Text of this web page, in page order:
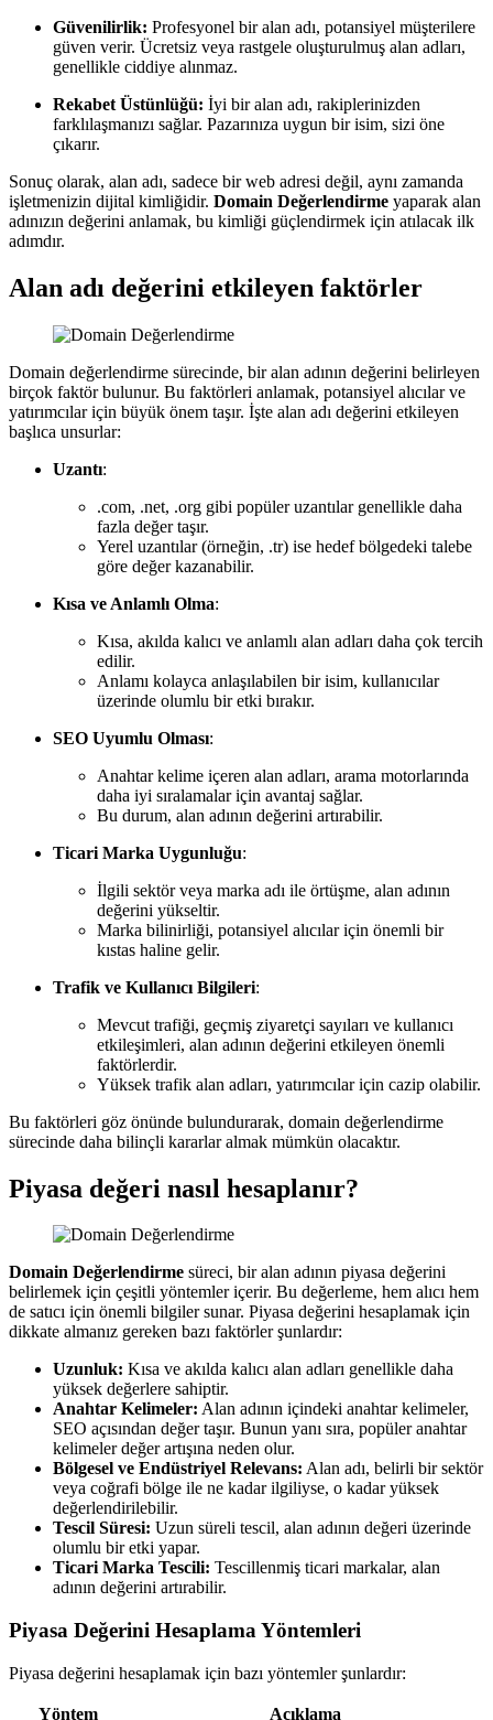
Güvenilirlik: Profesyonel bir alan adı, potansiyel müşterilere
güven verir. Ücretsiz veya rastgele oluşturulmuş alan adları,
genellikle ciddiye alınmaz.
Rekabet Üstünlüğü: İyi bir alan adı, rakiplerinizden
farklılaşmanızı sağlar. Pazarınıza uygun bir isim, sizi öne
çıkarır.
Sonuç olarak, alan adı, sadece bir web adresi değil, aynı zamanda
işletmenizin dijital kimliğidir. Domain Değerlendirme yaparak alan
adınızın değerini anlamak, bu kimliği güçlendirmek için atılacak ilk
adımdır.
Alan adı değerini etkileyen faktörler
Domain değerlendirme sürecinde, bir alan adının değerini belirleyen
birçok faktör bulunur. Bu faktörleri anlamak, potansiyel alıcılar ve
yatırımcılar için büyük önem taşır. İşte alan adı değerini etkileyen
başlıca unsurlar:
Uzantı:
.com, .net, .org gibi popüler uzantılar genellikle daha
fazla değer taşır.
Yerel uzantılar (örneğin, .tr) ise hedef bölgedeki talebe
göre değer kazanabilir.
Kısa ve Anlamlı Olma:
Kısa, akılda kalıcı ve anlamlı alan adları daha çok tercih
edilir.
Anlamı kolayca anlaşılabilen bir isim, kullanıcılar
üzerinde olumlu bir etki bırakır.
SEO Uyumlu Olması:
Anahtar kelime içeren alan adları, arama motorlarında
daha iyi sıralamalar için avantaj sağlar.
Bu durum, alan adının değerini artırabilir.
Ticari Marka Uygunluğu:
İlgili sektör veya marka adı ile örtüşme, alan adının
değerini yükseltir.
Marka bilinirliği, potansiyel alıcılar için önemli bir
kıstas haline gelir.
Trafik ve Kullanıcı Bilgileri:
Mevcut trafiği, geçmiş ziyaretçi sayıları ve kullanıcı
etkileşimleri, alan adının değerini etkileyen önemli
faktörlerdir.
Yüksek trafik alan adları, yatırımcılar için cazip olabilir.
Bu faktörleri göz önünde bulundurarak, domain değerlendirme
sürecinde daha bilinçli kararlar almak mümkün olacaktır.
Piyasa değeri nasıl hesaplanır?
Domain Değerlendirme süreci, bir alan adının piyasa değerini
belirlemek için çeşitli yöntemler içerir. Bu değerleme, hem alıcı hem
de satıcı için önemli bilgiler sunar. Piyasa değerini hesaplamak için
dikkate almanız gereken bazı faktörler şunlardır:
Uzunluk: Kısa ve akılda kalıcı alan adları genellikle daha
yüksek değerlere sahiptir.
Anahtar Kelimeler: Alan adının içindeki anahtar kelimeler,
SEO açısından değer taşır. Bunun yanı sıra, popüler anahtar
kelimeler değer artışına neden olur.
Bölgesel ve Endüstriyel Relevans: Alan adı, belirli bir sektör
veya coğrafi bölge ile ne kadar ilgiliyse, o kadar yüksek
değerlendirilebilir.
Tescil Süresi: Uzun süreli tescil, alan adının değeri üzerinde
olumlu bir etki yapar.
Ticari Marka Tescili: Tescillenmiş ticari markalar, alan
adının değerini artırabilir.
Piyasa Değerini Hesaplama Yöntemleri
Piyasa değerini hesaplamak için bazı yöntemler şunlardır:
Yöntem Açıklama